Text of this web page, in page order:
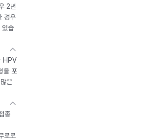
2년
경우
있습
HPV
을 포
은
종
료로